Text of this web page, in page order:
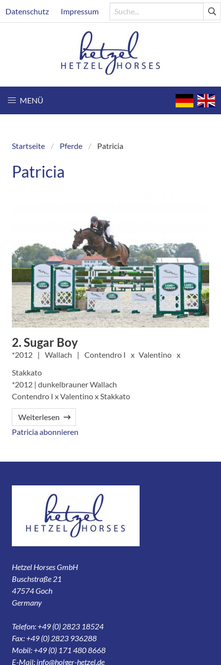
zum
Header
Datenschutz Impressum
MENÜ
Breadcrumb
Startseite Pferde Patricia
Patricia
2. Sugar Boy
2012 Wallach Contendro I
Valentino
Stakkato
*2012 | dunkelbrauner Wallach
Contendro I x Valentino x Stakkato
Weiterlesen
Patricia abonnieren
Hetzel Horses GmbH
Buschstraße 21
47574 Goch
Germany
Telefon: +49 (0) 2823 18524
Fax: +49 (0) 2823 936288
Mobil: +49 (0) 171 480 8668
E-Mail: info@holger-hetzel.de